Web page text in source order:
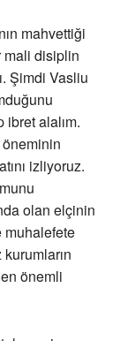
mahvettiği
mali disiplin
Şimdi Vasliu
ibret alalım.
izliyoruz.
olan elçinin
muhalefete
kurumların
önemli